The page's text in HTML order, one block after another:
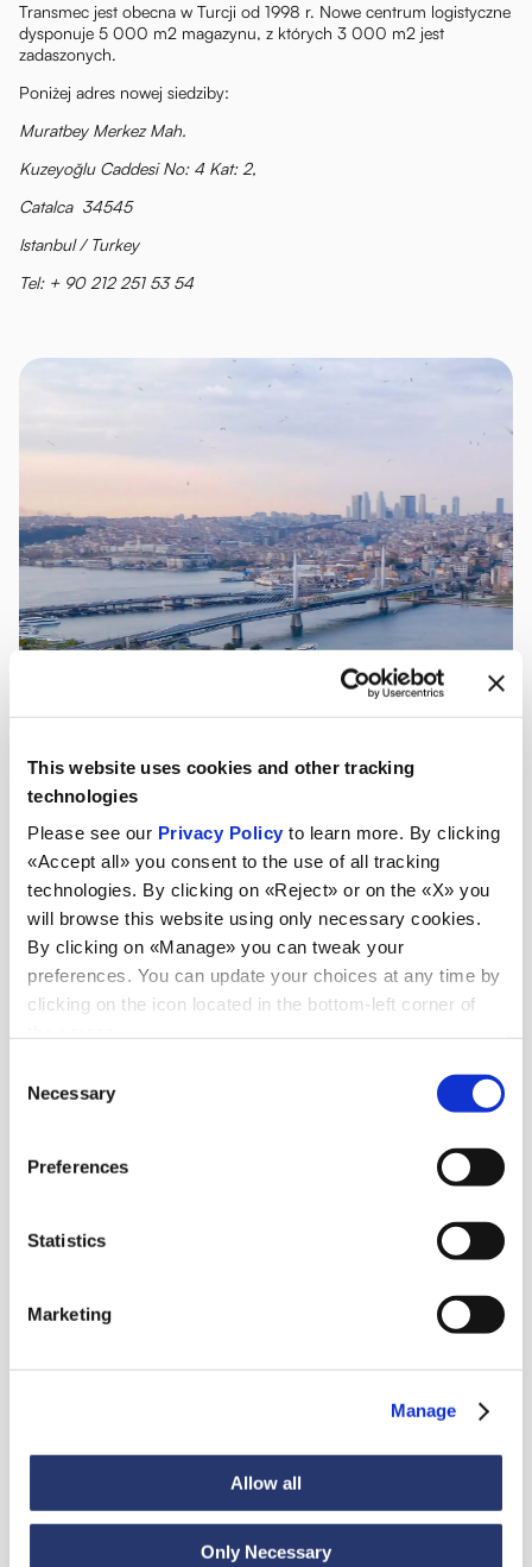
This website uses cookies and other tracking
technologies
Please see our Privacy Policy to learn more. By clicking
«Accept all» you consent to the use of all tracking
technologies. By clicking on «Reject» or on the «X» you
will browse this website using only necessary cookies.
By clicking on «Manage» you can tweak your
preferences. You can update your choices at any time by
clicking on the icon located in the bottom-left corner of
Selection
Necessary
Preferences
Statistics
Marketing
Manage
Allow all
Only Necessary
Transmec jest obecna w Turcji od 1998 r. Nowe centrum logistyczne
dysponuje 5 000 m2 magazynu, z których 3 000 m2 jest
zadaszonych.
Poniżej adres nowej siedziby:
Muratbey Merkez Mah.
Kuzeyoğlu Caddesi No: 4 Kat: 2,
Catalca 34545
Istanbul / Turkey
Tel: + 90 212 251 53 54
Aktualnosci